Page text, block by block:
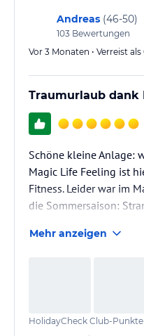
Andreas (46-50)
103 Bewertungen
Vor 3 Monaten • Verreist
Traumurlaub dank
Schöne kleine Anlage:
Magic Life Feeling ist
Fitness. Leider war im
die Sommersaison:
sich um alles
dem Shutte zum
Beachvolleyball und
besten Cocktails! Also
will man mehr
Mehr anzeigen
HolidayCheck Club-